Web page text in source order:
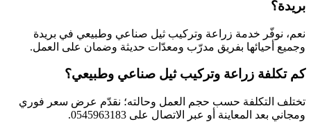
بريدة؟
نعم، نوفّر خدمة زراعة وتركيب ثيل صناعي وطبيعي في بريدة
وجميع أحيائها بفريق مدرّب ومعدّات حديثة وضمان على العمل.
كم تكلفة زراعة وتركيب ثيل صناعي وطبيعي؟
تختلف التكلفة حسب حجم العمل وحالته؛ نقدّم عرض سعر فوري
ومجاني بعد المعاينة أو عبر الاتصال على 0545963183.